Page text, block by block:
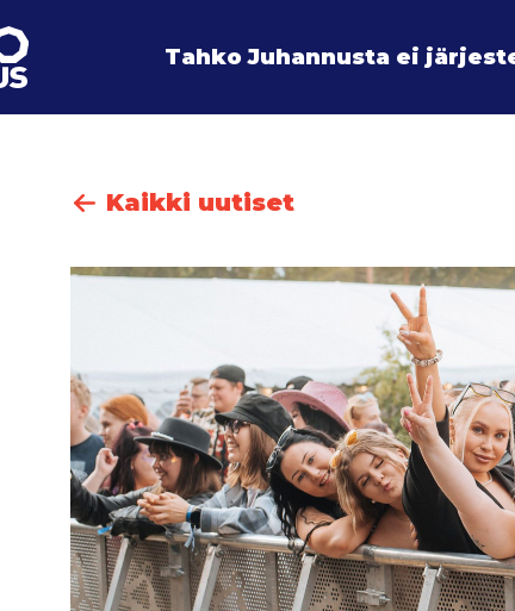
Tahko Juhannusta ei
Kaikki uutiset